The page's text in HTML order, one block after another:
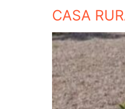
CASA